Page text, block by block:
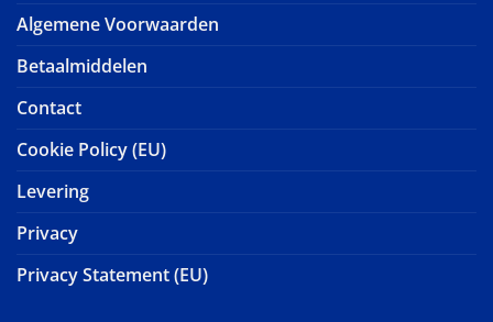
Algemene Voorwaarden
Betaalmiddelen
Contact
Cookie Policy (EU)
Levering
Privacy
Privacy Statement (EU)